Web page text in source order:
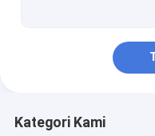
Kategori Kami